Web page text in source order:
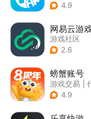
4.9
网易云游
游戏社区
2.6
螃蟹账号
游戏交易
| 游戏社区
4.9